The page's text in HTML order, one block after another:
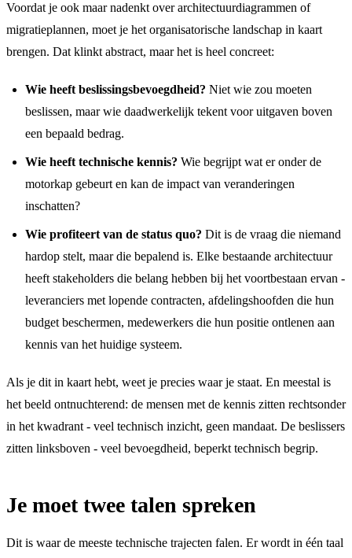
Voordat je ook maar nadenkt over architectuurdiagrammen of
migratieplannen, moet je het organisatorische landschap in kaart
brengen. Dat klinkt abstract, maar het is heel concreet:
Wie heeft beslissingsbevoegdheid? Niet wie zou moeten
beslissen, maar wie daadwerkelijk tekent voor uitgaven boven
een bepaald bedrag.
Wie heeft technische kennis? Wie begrijpt wat er onder de
motorkap gebeurt en kan de impact van veranderingen
inschatten?
Wie profiteert van de status quo? Dit is de vraag die niemand
hardop stelt, maar die bepalend is. Elke bestaande architectuur
heeft stakeholders die belang hebben bij het voortbestaan ervan -
leveranciers met lopende contracten, afdelingshoofden die hun
budget beschermen, medewerkers die hun positie ontlenen aan
kennis van het huidige systeem.
Als je dit in kaart hebt, weet je precies waar je staat. En meestal is
het beeld ontnuchterend: de mensen met de kennis zitten rechtsonder
in het kwadrant - veel technisch inzicht, geen mandaat. De beslissers
zitten linksboven - veel bevoegdheid, beperkt technisch begrip.
Je moet twee talen spreken
Dit is waar de meeste technische trajecten falen. Er wordt in één taal